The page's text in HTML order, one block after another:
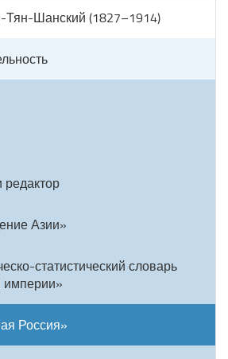
Шанский (1827–1914)
редактор
Азии»
статистический словарь
империи»
Россия»